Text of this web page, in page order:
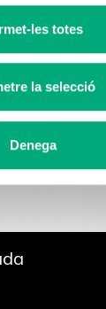
les totes
la selecció
Denega